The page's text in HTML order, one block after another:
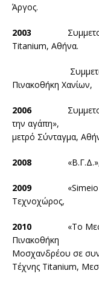
Άργος.
2003 Συμμετοχή
Titanium, Αθήνα.
Συμμετοχή σε
Πινακοθήκη
2006Συμμετοχή
την αγάπη»,
μετρό Σύνταγμα,
2008 «Β.Γ.Δ.»,
2009«Simeio
Τεχνοχώρος,
2010 «Το
Πινακοθήκη
Μοσχανδρέου σε
Τέχνης Titanium,